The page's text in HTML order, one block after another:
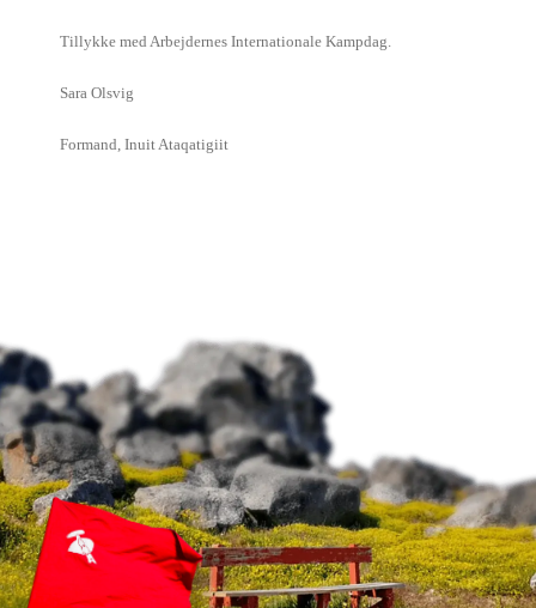
Tillykke med Arbejdernes Internationale Kampdag.
Sara Olsvig
Formand, Inuit Ataqatigiit